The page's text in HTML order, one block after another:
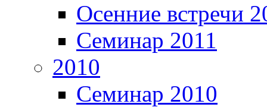
Осенние встречи
Семинар 2011
2010
Семинар 2010